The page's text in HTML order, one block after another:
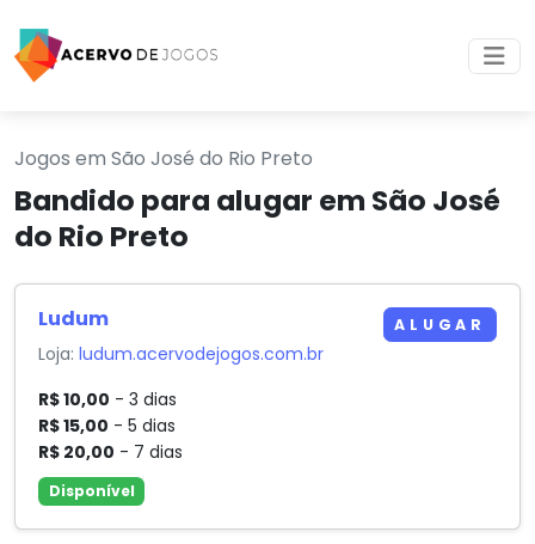
Jogos em São José do Rio Preto
Bandido para alugar em São José
do Rio Preto
Ludum
Loja:ludum.acervodejogos.com.br
R$ 10,00 - 3 dias
R$ 15,00 - 5 dias
R$ 20,00 - 7 dias
Disponível
ALUGAR